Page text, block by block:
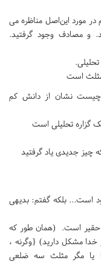
مورد این‌اصل مناظره می
و مصادف وجود گرفتید.
است
چیست نشان از دانش کم
گزاره تحلیلی است
چیز جدیدی یاد‌ گرفتید
است... بلکه گفتم: بدیهی
حقیر است. (همان طور که
خدا مشکل دارید) {وگرنه ،
مگر مثلث سه ضلعی